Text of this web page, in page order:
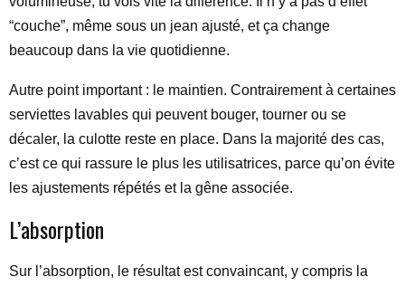
“couche”, même sous un jean ajusté, et ça change
beaucoup dans la vie quotidienne.
Autre point important : le maintien. Contrairement à certaines
serviettes lavables qui peuvent bouger, tourner ou se
décaler, la culotte reste en place. Dans la majorité des cas,
c’est ce qui rassure le plus les utilisatrices, parce qu’on évite
les ajustements répétés et la gêne associée.
L’absorption
Sur l’absorption, le résultat est convaincant, y compris la